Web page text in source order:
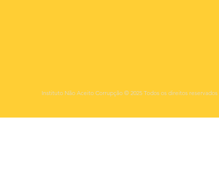
Instituto Não Aceito Corrupção © 2025 Todos os direitos